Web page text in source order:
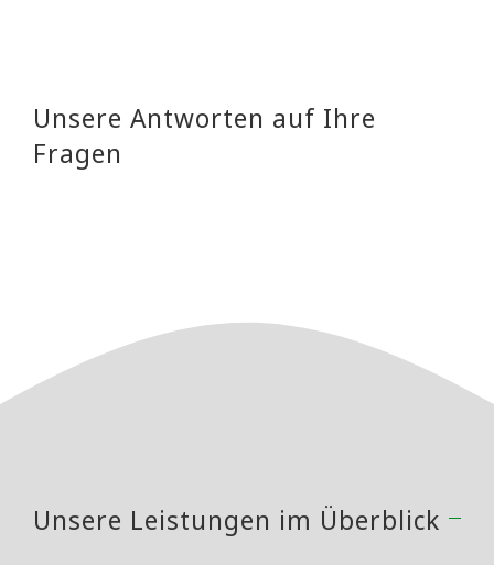
Unsere Antworten auf Ihre
Fragen
Unsere Leistungen im Überblick